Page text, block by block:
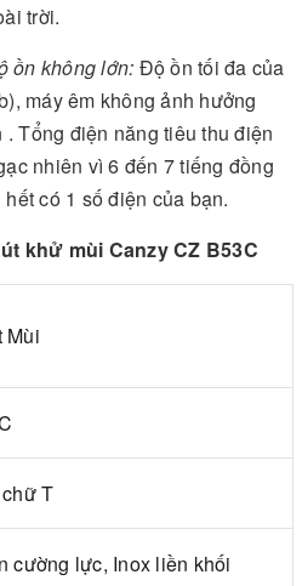
trời.
ồn không lớn: Độ ồn tối đa của
máy êm không ảnh hưởng
Tổng điện năng tiêu thu điện
nhiên vì 6 đến 7 tiếng đồng
có 1 số điện của bạn.
khử mùi Canzy CZ B53C
Mùi
T
cường lực, Inox liền khối